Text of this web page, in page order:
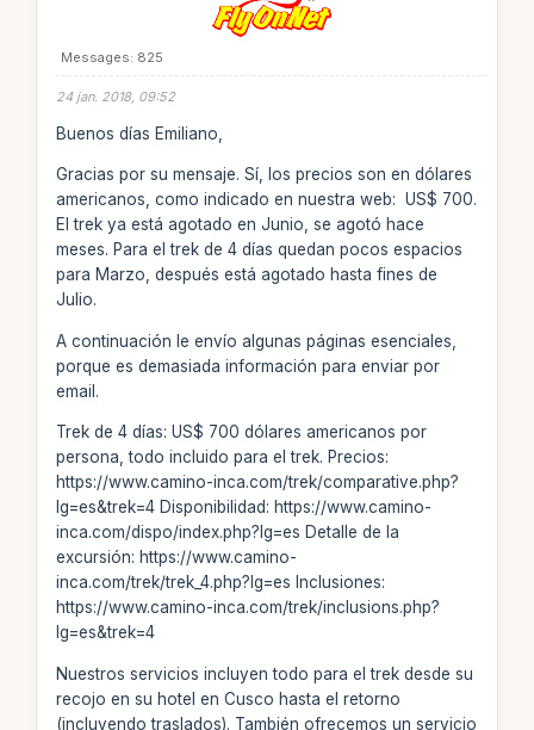
Messages: 825
24 jan. 2018, 09:52
Buenos días Emiliano,
Gracias por su mensaje. Sí, los precios son en dólares
americanos, como indicado en nuestra web: US$ 700.
El trek ya está agotado en Junio, se agotó hace
meses. Para el trek de 4 días quedan pocos espacios
para Marzo, después está agotado hasta fines de
Julio.
A continuación le envío algunas páginas esenciales,
porque es demasiada información para enviar por
email.
Trek de 4 días: US$ 700 dólares americanos por
persona, todo incluido para el trek. Precios:
https://www.camino-inca.com/trek/comparative.php?
lg=es&trek=4 Disponibilidad: https://www.camino-
inca.com/dispo/index.php?lg=es Detalle de la
excursión: https://www.camino-
inca.com/trek/trek_4.php?lg=es Inclusiones:
https://www.camino-inca.com/trek/inclusions.php?
lg=es&trek=4
Nuestros servicios incluyen todo para el trek desde su
recojo en su hotel en Cusco hasta el retorno
(incluyendo traslados). También ofrecemos un servicio